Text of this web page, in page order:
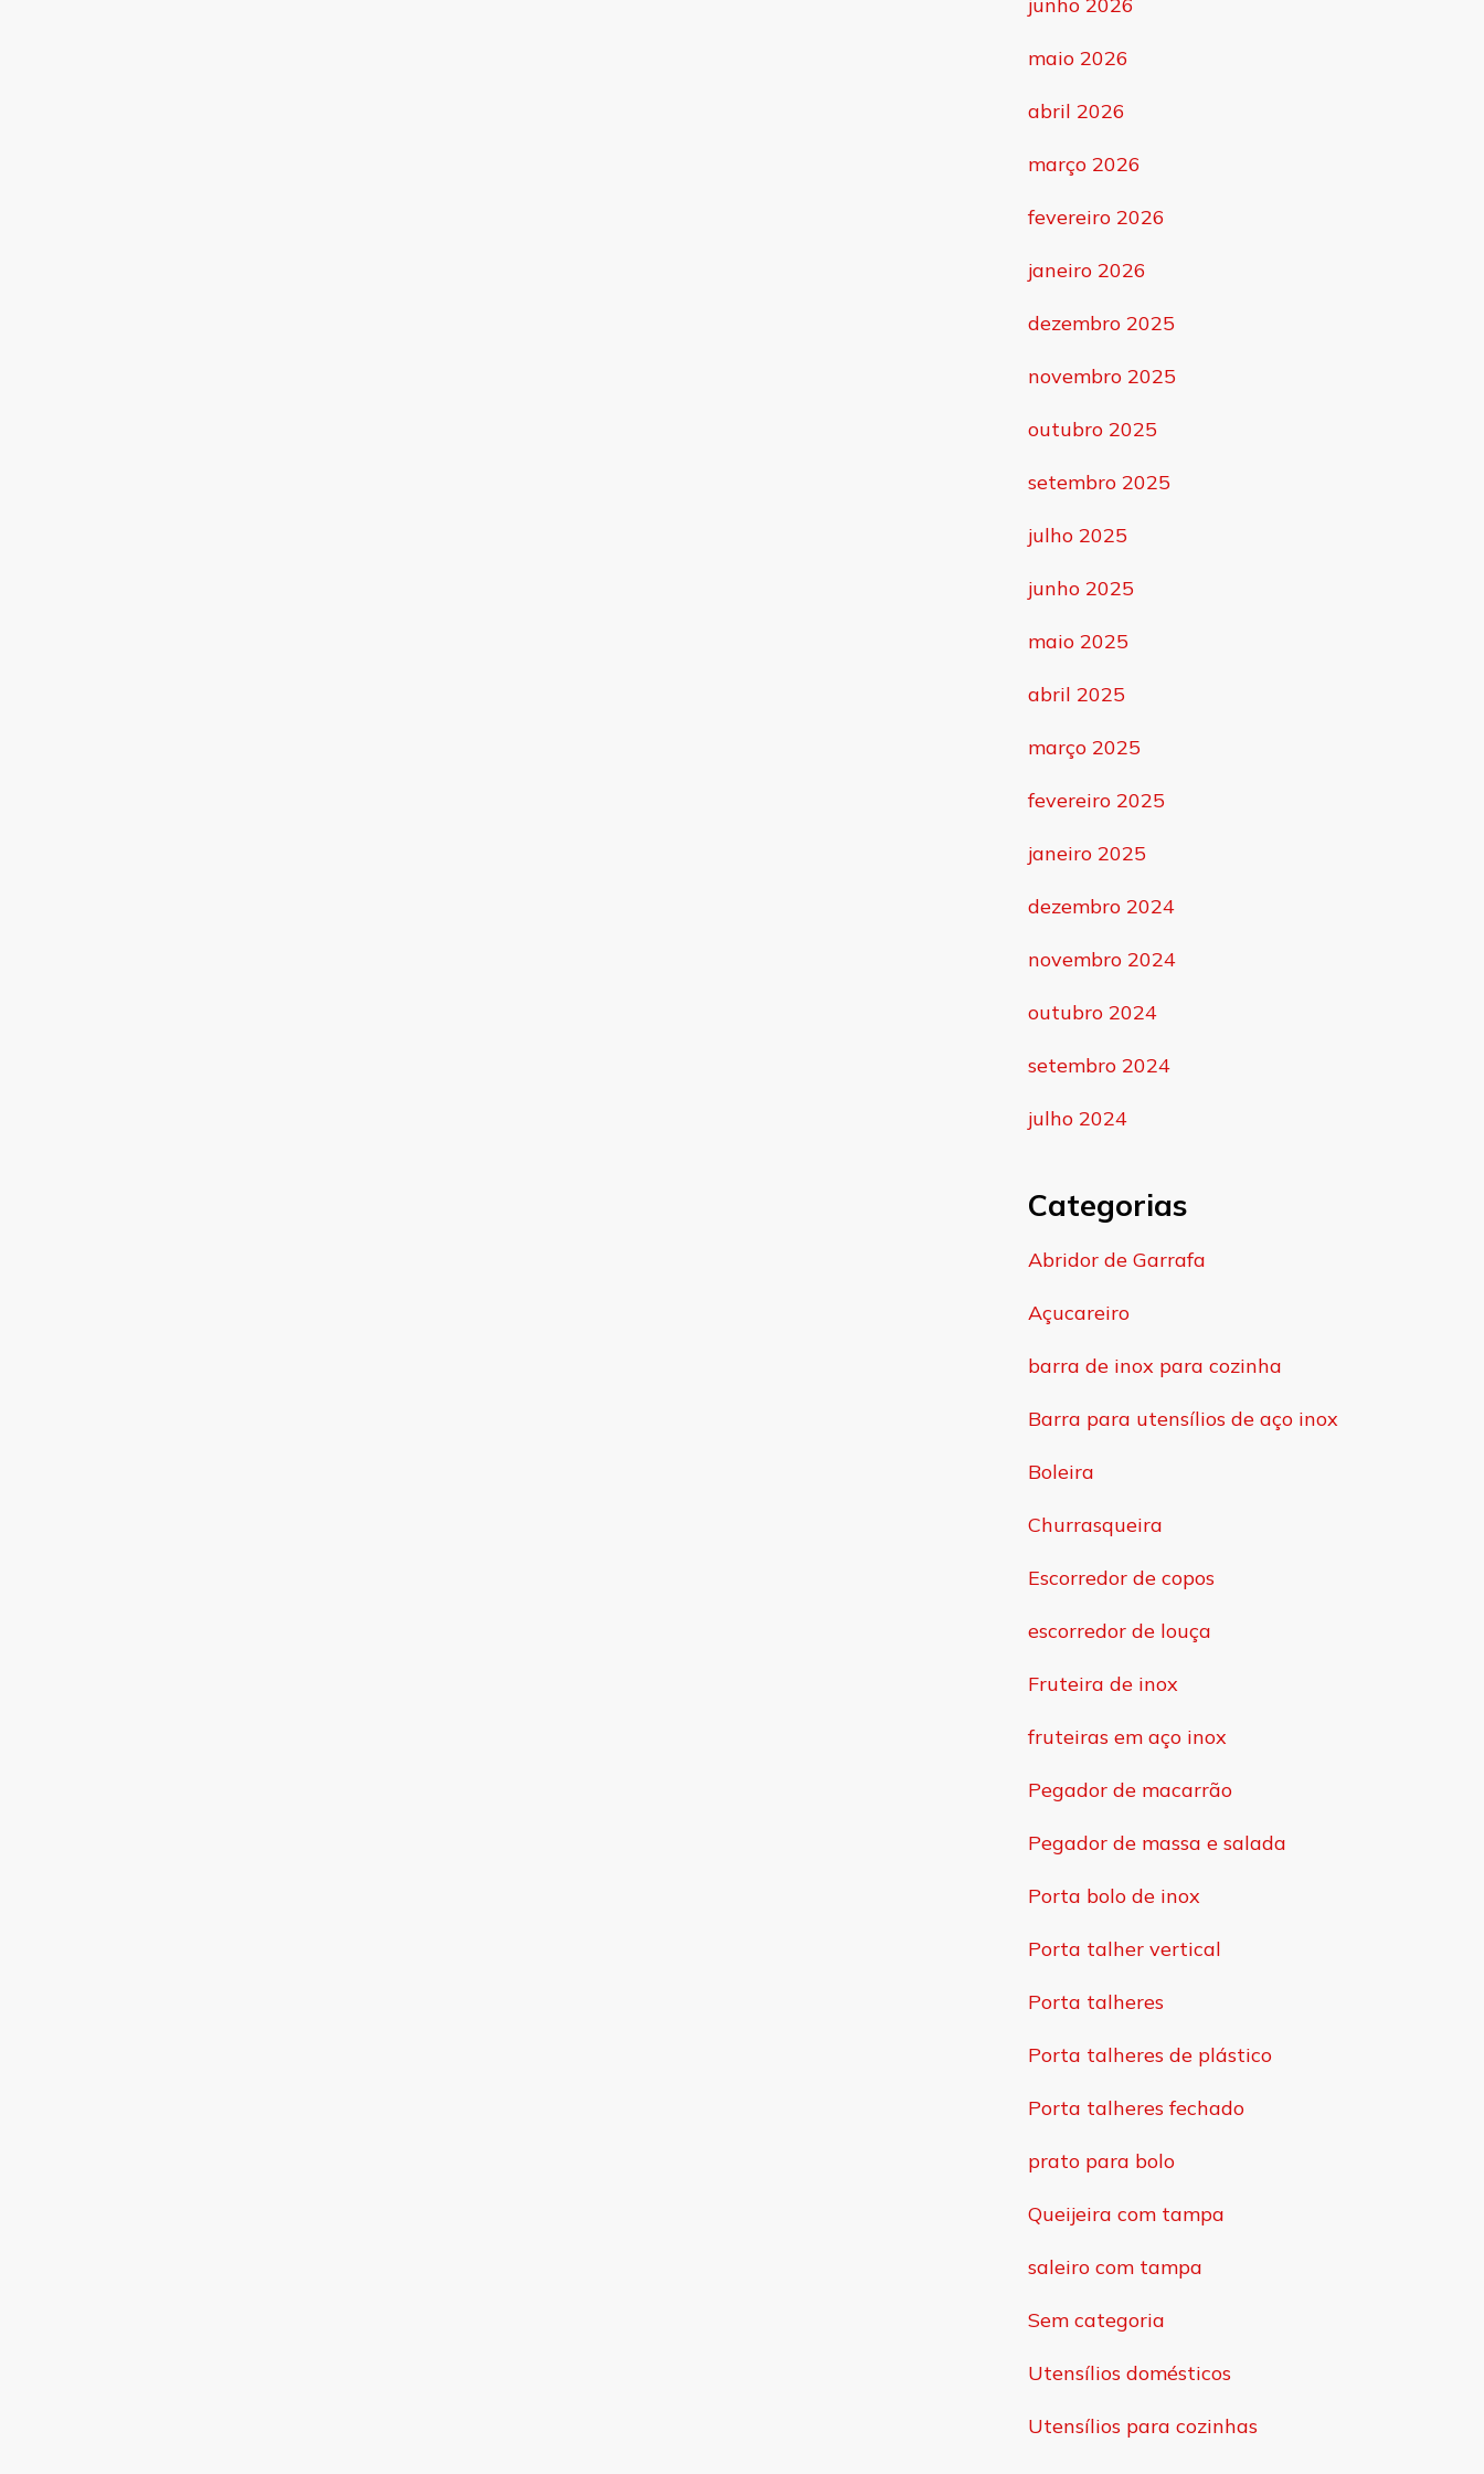
maio 2026
abril 2026
março 2026
fevereiro 2026
janeiro 2026
dezembro 2025
novembro 2025
outubro 2025
setembro 2025
julho 2025
junho 2025
maio 2025
abril 2025
março 2025
fevereiro 2025
janeiro 2025
dezembro 2024
novembro 2024
outubro 2024
setembro 2024
julho 2024
Categorias
Abridor de Garrafa
Açucareiro
barra de inox para cozinha
Barra para utensílios de aço inox
Boleira
Churrasqueira
Escorredor de copos
escorredor de louça
Fruteira de inox
fruteiras em aço inox
Pegador de macarrão
Pegador de massa e salada
Porta bolo de inox
Porta talher vertical
Porta talheres
Porta talheres de plástico
Porta talheres fechado
prato para bolo
Queijeira com tampa
saleiro com tampa
Sem categoria
Utensílios domésticos
Utensílios para cozinhas